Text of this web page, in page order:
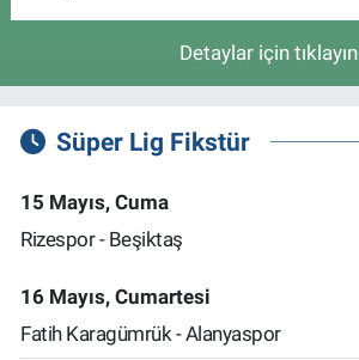
Detaylar için tıklayın
Süper Lig Fikstür
15 Mayıs, Cuma
Rizespor - Beşiktaş
16 Mayıs, Cumartesi
Fatih Karagümrük - Alanyaspor